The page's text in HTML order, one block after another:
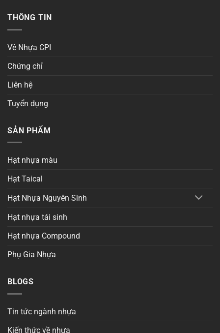
THÔNG TIN
Về Nhựa CPI
Chứng chỉ
Liên hệ
Tuyển dụng
SẢN PHẨM
Hạt nhựa màu
Hạt Taical
Hạt Nhựa Nguyên Sinh
Hạt nhựa tái sinh
Hạt nhựa Compound
Phụ Gia Nhựa
BLOGS
Tin tức ngành nhựa
Kiến thức về nhựa